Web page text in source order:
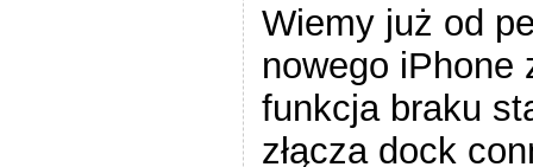
Wiemy już od
nowego iPhone
funkcja braku
złącza dock